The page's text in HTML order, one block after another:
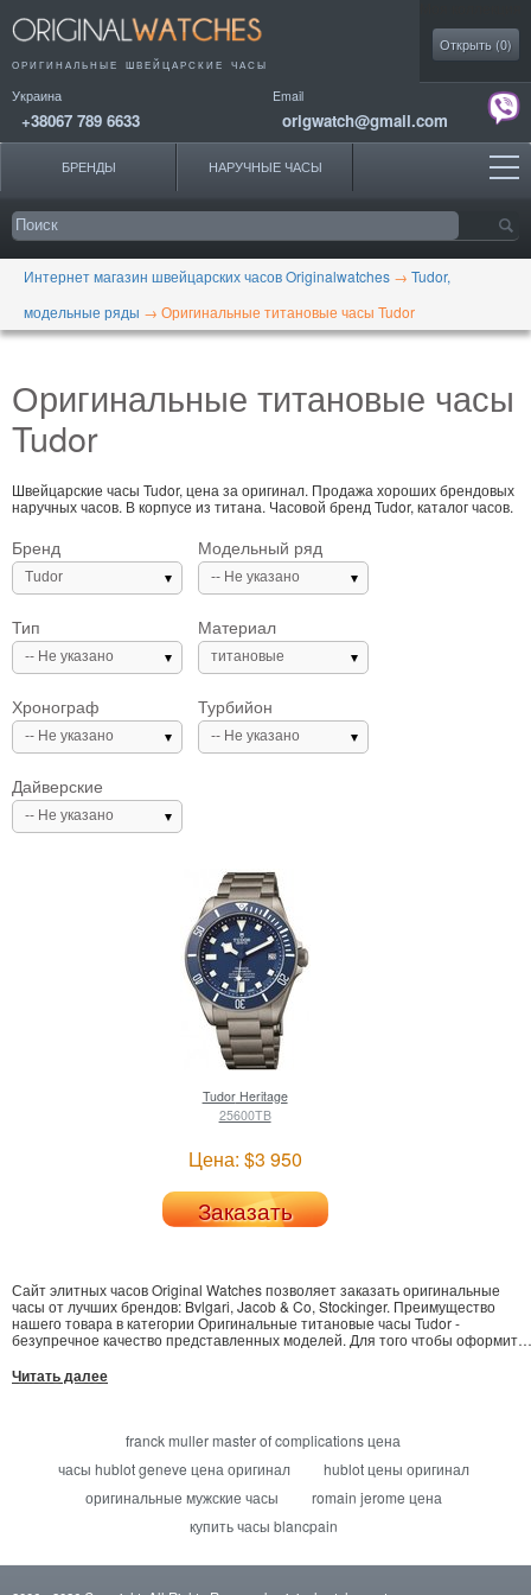
ОРИГИНАЛЬНЫЕ ШВЕЙЦАРСКИЕ ЧАСЫ
Украина
+38067 789 6633
Email
origwatch@gmail.com
Открыть (0)
БРЕНДЫ НАРУЧНЫЕ ЧАСЫ
Интернет магазин швейцарских часов Originalwatches → Tudor,
модельные ряды → Оригинальные титановые часы Tudor
Оригинальные титановые часы
Tudor
Швейцарские часы Tudor, цена за оригинал. Продажа хороших брендовых
наручных часов. В корпусе из титана. Часовой бренд Tudor, каталог часов.
Бренд
Tudor
Модельный ряд
-- Не указано
Тип
-- Не указано
Материал
титановые
Хронограф
-- Не указано
Турбийон
-- Не указано
Дайверские
-- Не указано
TudorHeritage
25600TB
Цена: $3 950
Заказать
Сайт элитных часов Original Watches позволяет заказать оригинальные
часы от лучших брендов: Bvlgari, Jacob & Co, Stockinger. Преимущество
нашего товара в категории Оригинальные титановые часы Tudor -
безупречное качество представленных моделей. Для того чтобы оформить
предоставив Ваши контакты в удобной форме заказа. Доставка часов
Philippe в Кривой Рог, Днепр и другие регионы довольно быстро. В
Читать далее
franck muller master of complications цена
часы hublot geneve цена оригинал
hublot цены оригинал
оригинальные мужские часы
romain jerome цена
купить часы blancpain